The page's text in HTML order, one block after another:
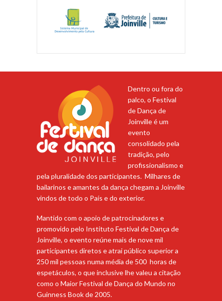
Dentro ou fora do
palco, o Festival
de Dança de
Joinville é um
evento
consolidado pela
tradição, pelo
profissionalismo e
pela pluralidade dos participantes. Milhares de
bailarinos e amantes da dança chegam a Joinville
vindos de todo o País e do exterior.
Mantido com o apoio de patrocinadores e
promovido pelo Instituto Festival de Dança de
Joinville, o evento reúne mais de nove mil
participantes diretos e atrai público superior a
250 mil pessoas numa média de 500 horas de
espetáculos, o que inclusive lhe valeu a citação
como o Maior Festival de Dança do Mundo no
Guinness Book de 2005.